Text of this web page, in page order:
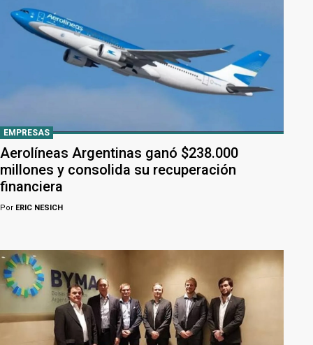
EMPRESAS
Aerolíneas Argentinas ganó $238.000
millones y consolida su recuperación
financiera
Por ERIC NESICH